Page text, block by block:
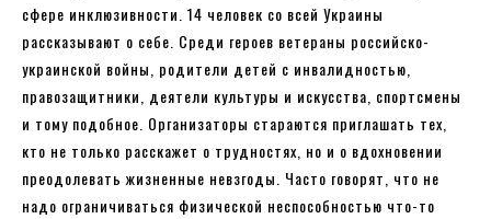
сфере инклюзивности. 14 человек со всей Украины
рассказывают о себе. Среди героев ветераны российско-
украинской войны, родители детей с инвалидностью,
правозащитники, деятели культуры и искусства, спортсмены
и тому подобное. Организаторы стараются приглашать тех,
кто не только расскажет о трудностях, но и о вдохновении
преодолевать жизненные невзгоды. Часто говорят, что не
надо ограничиваться физической неспособностью что-то